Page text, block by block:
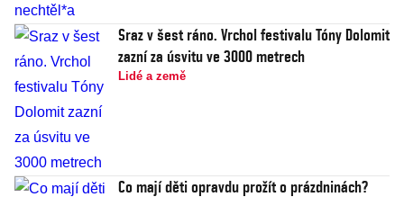
Sraz v šest ráno. Vrchol festivalu Tóny Dolomit
zazní za úsvitu ve 3000 metrech
Lidé a země
Co mají děti opravdu prožít o prázdninách?